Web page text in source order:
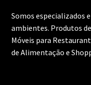
Somos especializados
ambientes. Produtos
Móveis para
de Alimentação e